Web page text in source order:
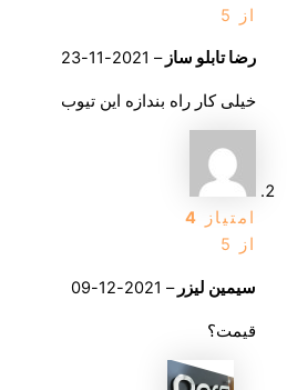
از 5
رضا تابلو ساز–
2021-11-23
خیلی کار راه بندازه این تیوب
امتیاز
4
از 5
سیمین لیزر–
2021-12-09
قیمت؟